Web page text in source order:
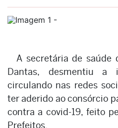
A secretária de saúde
Dantas, desmentiu a
circulando nas redes
ter aderido ao consórcio
contra a covid-19, feito
Prefeitos.